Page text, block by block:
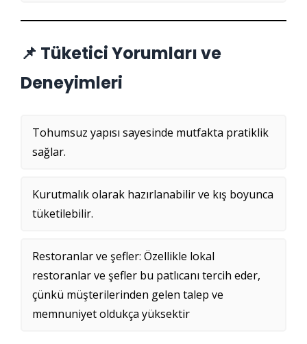
📌 Tüketici Yorumları ve
Deneyimleri
Tohumsuz yapısı sayesinde mutfakta pratiklik
sağlar.
Kurutmalık olarak hazırlanabilir ve kış boyunca
tüketilebilir.
Restoranlar ve şefler: Özellikle lokal
restoranlar ve şefler bu patlıcanı tercih eder,
çünkü müşterilerinden gelen talep ve
memnuniyet oldukça yüksektir